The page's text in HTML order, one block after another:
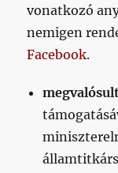
vonatkozó
nemigen
Facebook.